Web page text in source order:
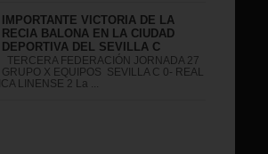
IMPORTANTE VICTORIA DE LA
RECIA BALONA EN LA CIUDAD
DEPORTIVA DEL SEVILLA C
TERCERA FEDERACIÓN JORNADA 27
GRUPO X EQUIPOS SEVILLA C 0- REAL
LINENSE 2 La ...